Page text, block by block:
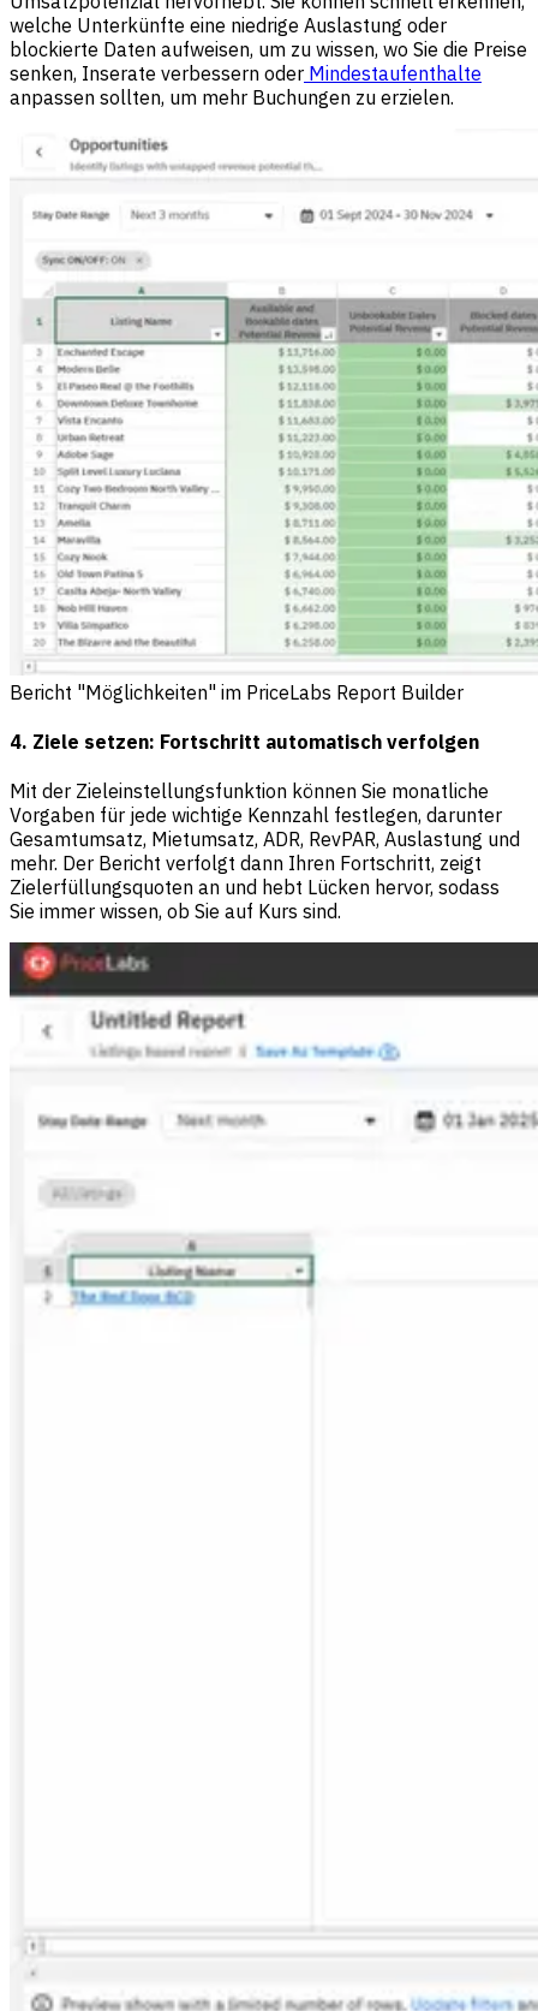
welche Unterkünfte eine niedrige Auslastung oder
blockierte Daten aufweisen, um zu wissen, wo Sie die Preise
senken, Inserate verbessern oder Mindestaufenthalte
anpassen sollten, um mehr Buchungen zu erzielen.
Bericht "Möglichkeiten" im PriceLabs Report Builder
4. Ziele setzen: Fortschritt automatisch verfolgen
Mit der Zieleinstellungsfunktion können Sie monatliche
Vorgaben für jede wichtige Kennzahl festlegen, darunter
Gesamtumsatz, Mietumsatz, ADR, RevPAR, Auslastung und
mehr. Der Bericht verfolgt dann Ihren Fortschritt, zeigt
Zielerfüllungsquoten an und hebt Lücken hervor, sodass
Sie immer wissen, ob Sie auf Kurs sind.